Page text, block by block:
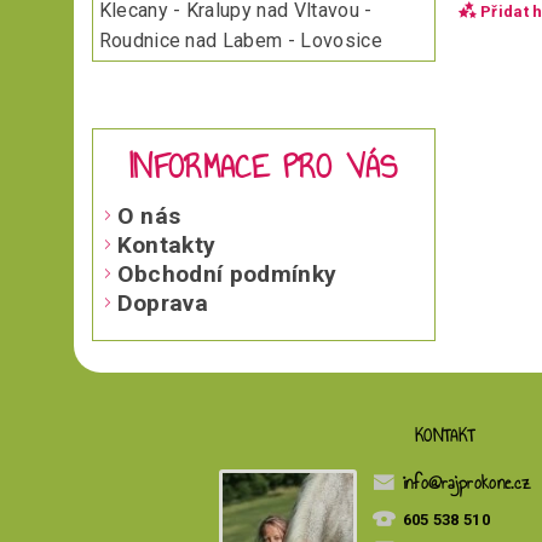
Klecany - Kralupy nad Vltavou -
Roudnice nad Labem - Lovosice
INFORMACE PRO VÁS
O nás
Kontakty
Obchodní podmínky
Doprava
Přidat
KONTAKT
info@rajprokone.cz
605 538 510